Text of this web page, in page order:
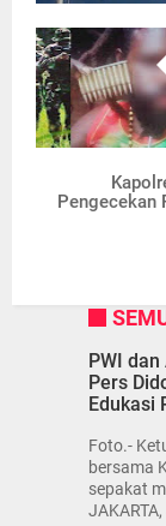
Pengecekan
PWI
Pers
Edukasi
Foto.-
bersama
sepakat
JAKARTA,